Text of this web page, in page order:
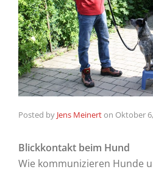
Posted by Jens Meinerton Oktober
Blickkontakt beim Hund
Wie kommunizieren Hunde